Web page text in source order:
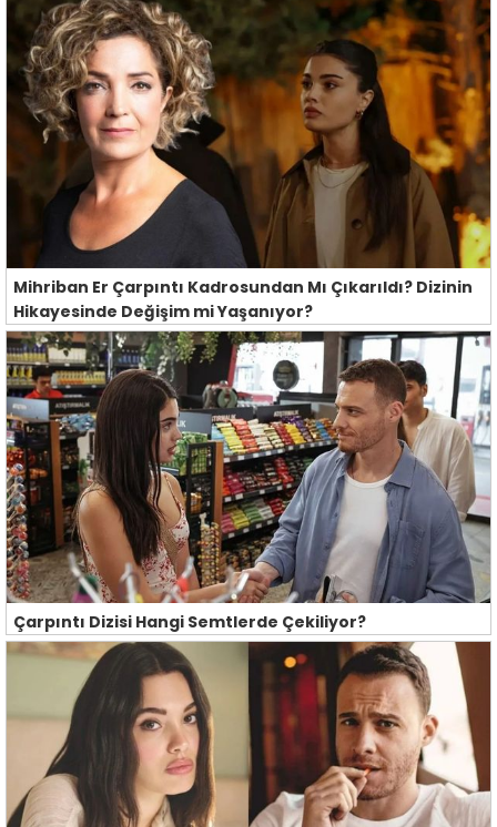
Mihriban Er Çarpıntı Kadrosundan Mı Çıkarıldı? Dizinin
Hikayesinde Değişim mi Yaşanıyor?
Çarpıntı Dizisi Hangi Semtlerde Çekiliyor?